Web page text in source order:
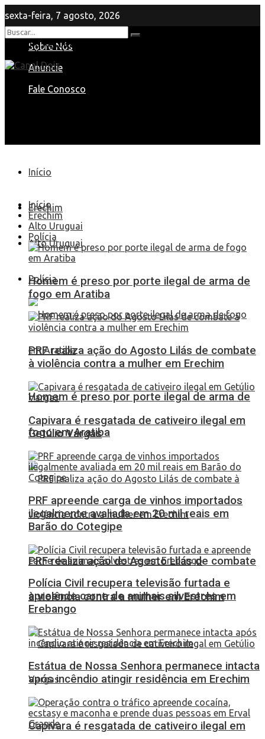
sexta-feira, 7 agosto, 2026
Sobre Nós
Anuncie
Fale Conosco
Nenhum Resultado
View All Result
Início
Erechim
Alto Uruguai
Polícia
Homem é preso por porte ilegal de arma de
fogo em Aratiba
PRF realiza ação do Agosto Lilás de combate
à violência contra a mulher em Erechim
Capivara é resgatada de cativeiro ilegal em
Início
Erechim
Alto Uruguai
Polícia
Homem é preso por porte ilegal de arma de
fogo em Aratiba
PRF realiza ação do Agosto Lilás de combate
à violência contra a mulher em Erechim
Capivara é resgatada de cativeiro ilegal em
Getúlio Vargas
PRF apreende carga de vinhos importados
ilegalmente avaliada em 20 mil reais em
Barão do Cotegipe
Polícia Civil recupera televisão furtada e
apreende carne de animais silvestres em
Erebango
Estátua de Nossa Senhora permanece intacta
após incêndio atingir residência em Erechim